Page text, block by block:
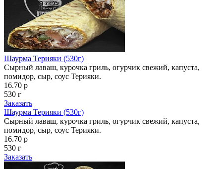
Шаурма Терияки (530г)
Сырный лаваш, курочка гриль, огурчик свежий, капуста,
помидор, сыр, соус Терияки.
16.70 р
530 г
Заказать
Шаурма Терияки (530г)
Сырный лаваш, курочка гриль, огурчик свежий, капуста,
помидор, сыр, соус Терияки.
16.70 р
530 г
Заказать